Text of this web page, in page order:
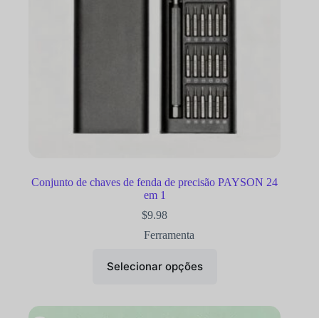
Conjunto de chaves de fenda de precisão PAYSON 24
em 1
$9.98
Ferramenta
Selecionar opções